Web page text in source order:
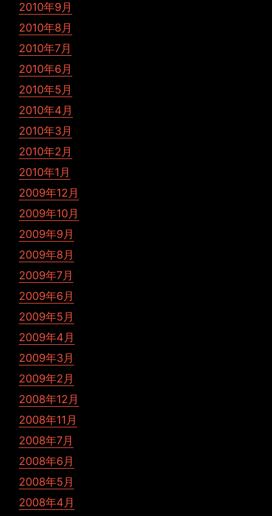
2010年9月
2010年8月
2010年7月
2010年6月
2010年5月
2010年4月
2010年3月
2010年2月
2010年1月
2009年12月
2009年10月
2009年9月
2009年8月
2009年7月
2009年6月
2009年5月
2009年4月
2009年3月
2009年2月
2008年12月
2008年11月
2008年7月
2008年6月
2008年5月
2008年4月